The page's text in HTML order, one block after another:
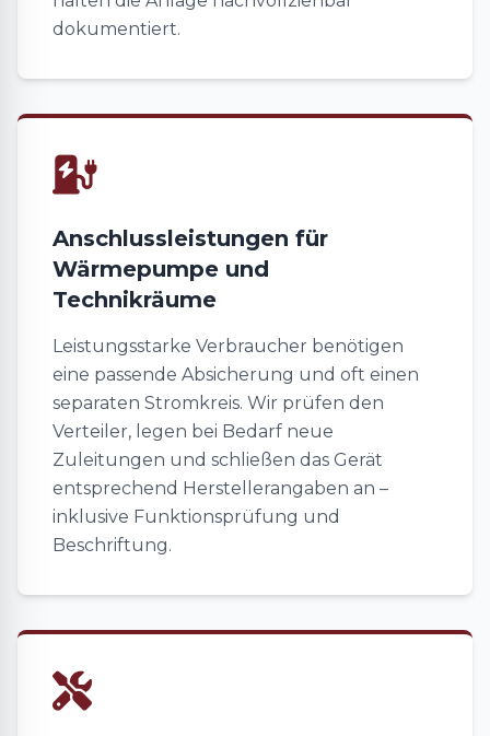
dokumentiert.
Anschlussleistungen für
Wärmepumpe und
Technikräume
Leistungsstarke Verbraucher benötigen
eine passende Absicherung und oft einen
separaten Stromkreis. Wir prüfen den
Verteiler, legen bei Bedarf neue
Zuleitungen und schließen das Gerät
entsprechend Herstellerangaben an –
inklusive Funktionsprüfung und
Beschriftung.